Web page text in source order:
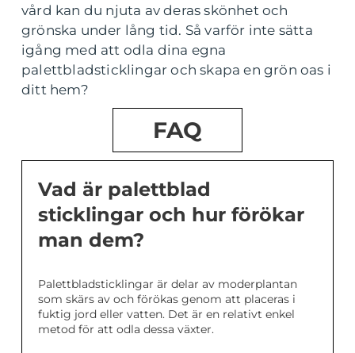
vård kan du njuta av deras skönhet och
grönska under lång tid. Så varför inte sätta
igång med att odla dina egna
palettbladsticklingar och skapa en grön oas i
ditt hem?
FAQ
Vad är palettblad
sticklingar och hur förökar
man dem?
Palettbladsticklingar är delar av moderplantan
som skärs av och förökas genom att placeras i
fuktig jord eller vatten. Det är en relativt enkel
metod för att odla dessa växter.